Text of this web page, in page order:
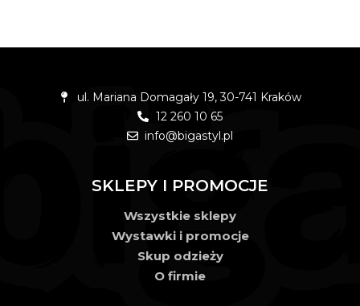
ul. Mariana Domagały 19, 30-741 Kraków
12 260 10 65
info@bigastyl.pl
SKLEPY I PROMOCJE
Wszystkie sklepy
Wystawki i promocje
Skup odzieży
O firmie